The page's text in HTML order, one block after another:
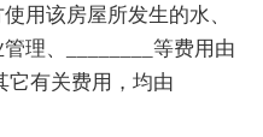
用该房屋所发生的水、
理、________等费用由
它有关费用，均由